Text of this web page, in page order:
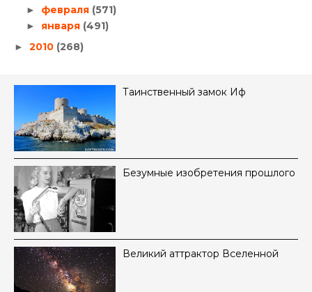
► февраля (571)
► января (491)
► 2010 (268)
Таинственный замок Иф
Безумные изобретения прошлого
Великий аттрактор Вселенной